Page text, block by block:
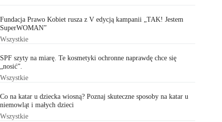
Fundacja Prawo Kobiet rusza z V edycją kampanii „TAK! Jestem
SuperWOMAN”
Wszystkie
SPF szyty na miarę. Te kosmetyki ochronne naprawdę chce się
„nosić”.
Wszystkie
Co na katar u dziecka wiosną? Poznaj skuteczne sposoby na katar u
niemowląt i małych dzieci
Wszystkie